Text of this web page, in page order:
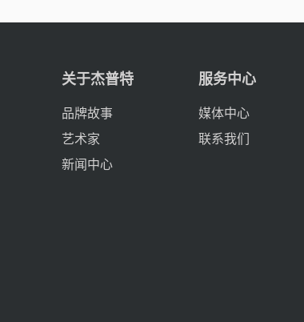
关于杰普特
品牌故事
艺术家
新闻中心
服务中心
媒体中心
联系我们